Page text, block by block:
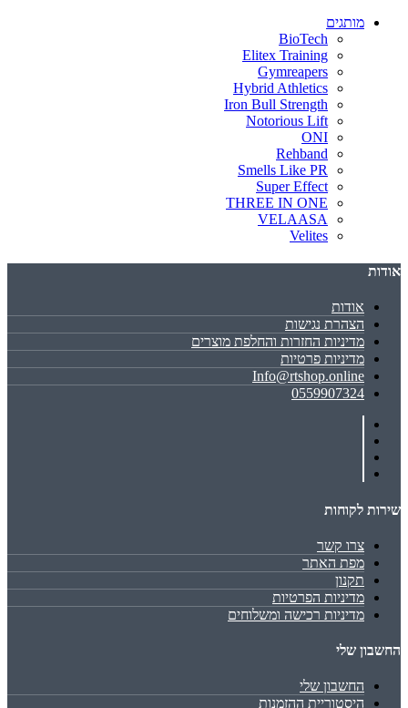
מותגים
BioTech
Elitex Training
Gymreapers
Hybrid Athletics
Iron Bull Strength
Notorious Lift
ONI
Rehband
Smells Like PR
Super Effect
THREE IN ONE
VELAASA
Velites
אודות
אודות
הצהרת נגישות
מדיניות החזרות והחלפת מוצרים
מדיניות פרטיות
Info@rtshop.online
0559907324
שירות לקוחות
צרו קשר
מפת האתר
תקנון
מדיניות הפרטיות
מדיניות רכישה ומשלוחים
החשבון שלי
החשבון שלי
היסטוריית ההזמנות